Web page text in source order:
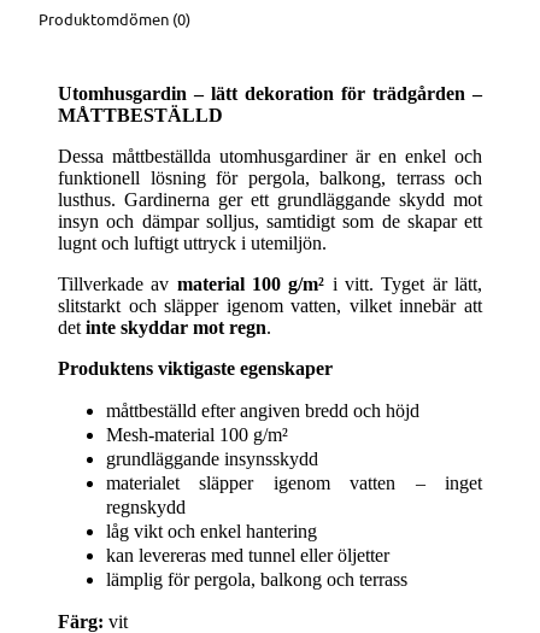
Produktomdömen (0)
Utomhusgardin – lätt dekoration för trädgården –
MÅTTBESTÄLLD
Dessa måttbeställda utomhusgardiner är en enkel och
funktionell lösning för pergola, balkong, terrass och
lusthus. Gardinerna ger ett grundläggande skydd mot
insyn och dämpar solljus, samtidigt som de skapar ett
lugnt och luftigt uttryck i utemiljön.
Tillverkade av material 100 g/m² i vitt. Tyget är lätt,
slitstarkt och släpper igenom vatten, vilket innebär att
det inte skyddar mot regn.
Produktens viktigaste egenskaper
måttbeställd efter angiven bredd och höjd
Mesh-material 100 g/m²
grundläggande insynsskydd
materialet släpper igenom vatten – inget
regnskydd
låg vikt och enkel hantering
kan levereras med tunnel eller öljetter
lämplig för pergola, balkong och terrass
Färg: vit